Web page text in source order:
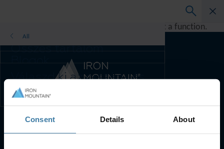
Consent Details About
Összes tartalom
Ügyfeleink sikertörténetei
Megoldásaink útmutatói
Webinárok
Tanulmányok
All
Válaszd ki az ország- és
nyelvpreferenciád, hogy
személyre szabott
tartalmakkal
szolgálhassunk.
Ország- és
h.replaceAll is not a function.